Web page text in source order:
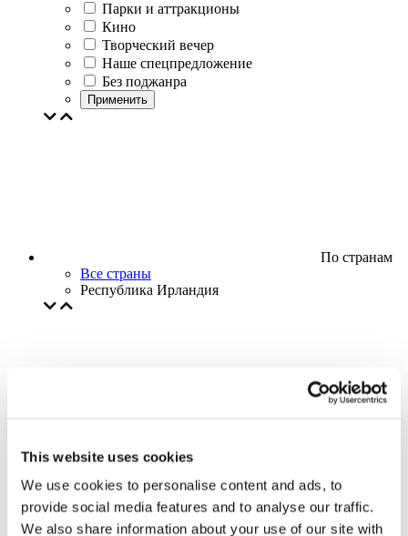
This website uses cookies
We use cookies to personalise content and ads, to
provide social media features and to analyse our traffic.
We also share information about your use of our site with
Парки и аттракционы
Кино
Творческий вечер
Наше спецпредложение
Без поджанра
Применить
По странам
Все страны
Республика Ирландия